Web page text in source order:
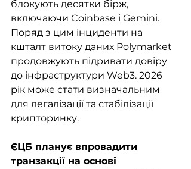
блокують десятки бірж,
включаючи Coinbase і Gemini.
Поряд з цим інциденти на
кшталт витоку даних Polymarket
продовжують підривати довіру
до інфраструктури Web3. 2026
рік може стати визначальним
для легалізації та стабілізації
крипторинку.
ЄЦБ планує впровадити
транзакції на основі